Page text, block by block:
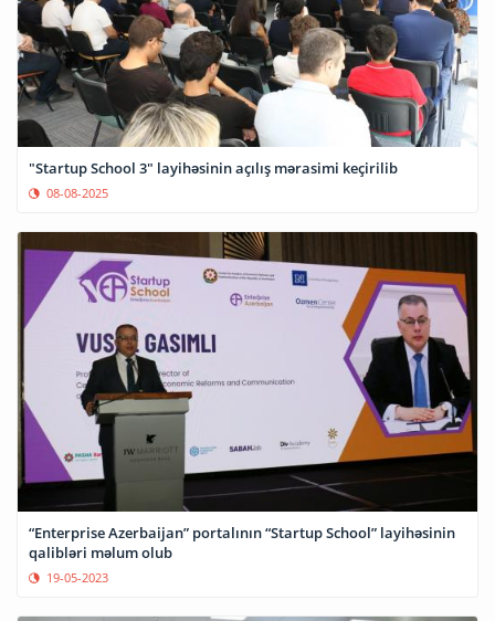
"Startup School 3" layihəsinin açılış mərasimi keçirilib
08-08-2025
“Enterprise Azerbaijan” portalının “Startup School” layihəsinin
qalibləri məlum olub
19-05-2023